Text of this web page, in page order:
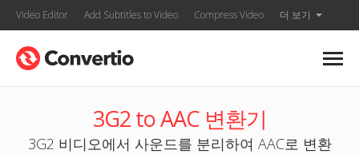
Video Editor Add Subtitles to Video Compress Video 더 보기
3G2 to AAC 변환기
3G2 비디오에서 사운드를 분리하여 AAC로 변환